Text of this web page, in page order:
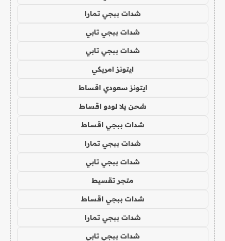
شدات ببجي تمارا
شدات ببجي تابي
شدات ببجي تابي
ايتونز امريكي
ايتونز سعودي اقساط
شحن يلا لودو اقساط
شدات ببجي اقساط
شدات ببجي تمارا
شدات ببجي تابي
متجر تقسيط
شدات ببجي اقساط
شدات ببجي تمارا
شدات ببجي تابي